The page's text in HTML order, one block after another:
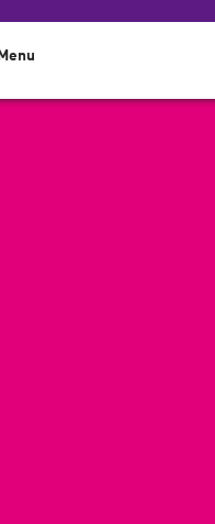
naar de inhoud gaan
Menu